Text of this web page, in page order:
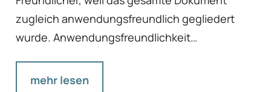
zugleich anwendungsfreundlich gegliedert
wurde. Anwendungsfreundlichkeit…
mehr lesen